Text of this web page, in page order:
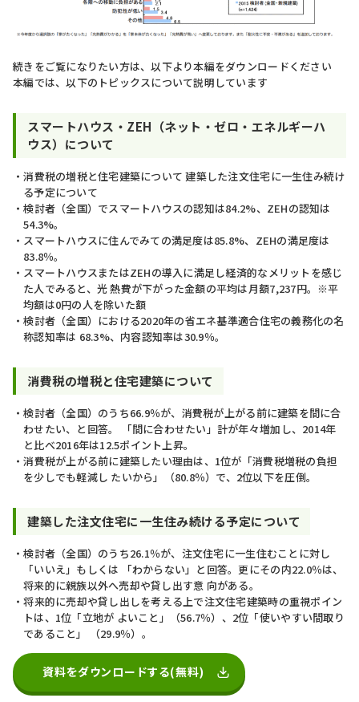
続きをご覧になりたい方は、以下より本編をダウンロードください
本編では、以下のトピックスについて説明しています
スマートハウス・ZEH（ネット・ゼロ・エネルギーハ
ウス）について
消費税の増税と住宅建築について 建築した注文住宅に一生住み続け
る予定について
検討者（全国）でスマートハウスの認知は84.2%、ZEHの認知は
54.3%。
スマートハウスに住んでみての満足度は85.8%、ZEHの満足度は
83.8％。
スマートハウスまたはZEHの導入に満足し経済的なメリットを感じ
た人でみると、光 熱費が下がった金額の平均は月額7,237円。※平
均額は0円の人を除いた額
検討者（全国）における2020年の省エネ基準適合住宅の義務化の名
称認知率は 68.3%、内容認知率は30.9％。
消費税の増税と住宅建築について
検討者（全国）のうち66.9％が、消費税が上がる前に建築を間に合
わせたい、と回答。 「間に合わせたい」計が年々増加し、2014年
と比べ2016年は12.5ポイント上昇。
消費税が上がる前に建築したい理由は、1位が「消費税増税の負担
を少しでも軽減し たいから」（80.8％）で、2位以下を圧倒。
建築した注文住宅に一生住み続ける予定について
検討者（全国）のうち26.1％が、注文住宅に一生住むことに対し
「いいえ」もしくは 「わからない」と回答。更にその内22.0％は、
将来的に親族以外へ売却や貸し出す意 向がある。
将来的に売却や貸し出しを考える上で注文住宅建築時の重視ポイン
トは、1位「立地が よいこと」（56.7％）、2位「使いやすい間取り
であること」 （29.9％）。
資料をダウンロードする(無料)